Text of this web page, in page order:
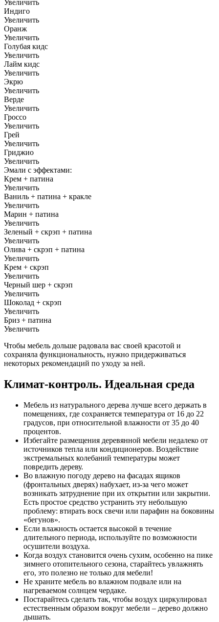
Увеличить
Индиго
Увеличить
Оранж
Увеличить
Голубая кидс
Увеличить
Лайм кидс
Увеличить
Экрю
Увеличить
Верде
Увеличить
Гроссо
Увеличить
Грей
Увеличить
Гриджио
Увеличить
Эмали с эффектами:
Крем + патина
Увеличить
Ваниль + патина + кракле
Увеличить
Марин + патина
Увеличить
Зеленый + скрэп + патина
Увеличить
Олива + скрэп + патина
Увеличить
Крем + скрэп
Увеличить
Черный шер + скрэп
Увеличить
Шоколад + скрэп
Увеличить
Бриз + патина
Увеличить
Чтобы мебель дольше радовала вас своей красотой и
сохраняла функциональность, нужно придерживаться
некоторых рекомендаций по уходу за ней.
Климат-контроль. Идеальная среда
Мебель из натурального дерева лучше всего держать в
помещениях, где сохраняется температура от 16 до 22
градусов, при относительной влажности от 35 до 40
процентов.
Избегайте размещения деревянной мебели недалеко от
источников тепла или кондиционеров. Воздействие
экстремальных колебаний температуры может
повредить дереву.
Во влажную погоду дерево на фасадах ящиков
(фронтальных дверях) набухает, из-за чего может
возникать затруднение при их открытии или закрытии.
Есть простое средство устранить эту небольшую
проблему: втирать воск свечи или парафин на боковины
«бегунов».
Если влажность остается высокой в течение
длительного периода, используйте по возможности
осушители воздуха.
Когда воздух становится очень сухим, особенно на пике
зимнего отопительного сезона, старайтесь увлажнять
его, это полезно не только для мебели!
Не храните мебель во влажном подвале или на
нагреваемом солнцем чердаке.
Постарайтесь сделать так, чтобы воздух циркулировал
естественным образом вокруг мебели – дерево должно
дышать.